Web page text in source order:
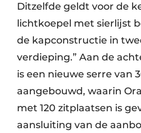
Ditzelfde geldt voor de
lichtkoepel met sierlijst
de kapconstructie in
verdieping.” Aan de
is een nieuwe serre van
aangebouwd, waarin
met 120 zitplaatsen is
aansluiting van de